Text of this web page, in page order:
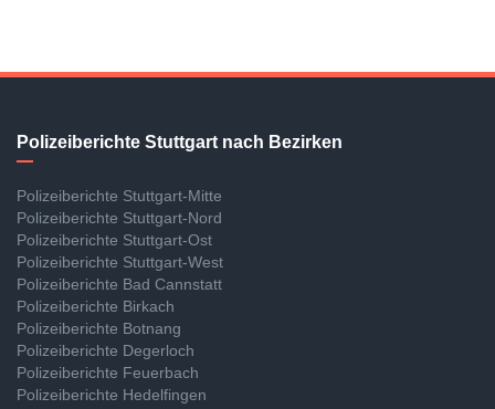
Polizeiberichte Stuttgart nach Bezirken
Polizeiberichte Stuttgart-Mitte
Polizeiberichte Stuttgart-Nord
Polizeiberichte Stuttgart-Ost
Polizeiberichte Stuttgart-West
Polizeiberichte Bad Cannstatt
Polizeiberichte Birkach
Polizeiberichte Botnang
Polizeiberichte Degerloch
Polizeiberichte Feuerbach
Polizeiberichte Hedelfingen